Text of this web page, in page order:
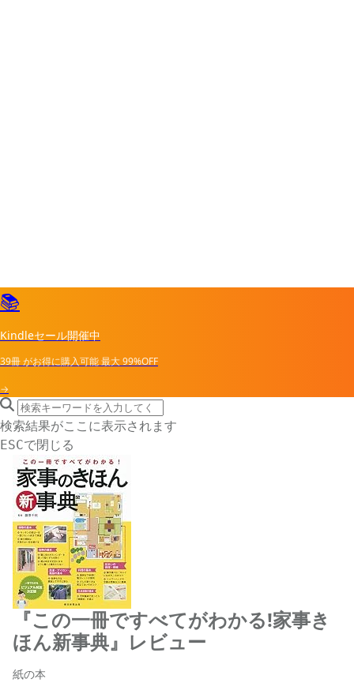
📚
Kindleセール開催中
39冊がお得に購入可能最大99%OFF
→
search icon
サイト内検索
検索結果がここに表示されます
ESCで閉じる
『この一冊ですべてがわかる!家事き
ほん新事典』レビュー
紙の本